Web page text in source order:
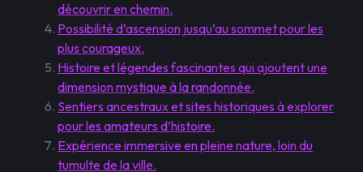
découvrir en chemin.
Possibilité d’ascension jusqu’au sommet pour les
plus courageux.
Histoire et légendes fascinantes qui ajoutent une
dimension mystique à la randonnée.
Sentiers ancestraux et sites historiques à explorer
pour les amateurs d’histoire.
Expérience immersive en pleine nature, loin du
tumulte de la ville.